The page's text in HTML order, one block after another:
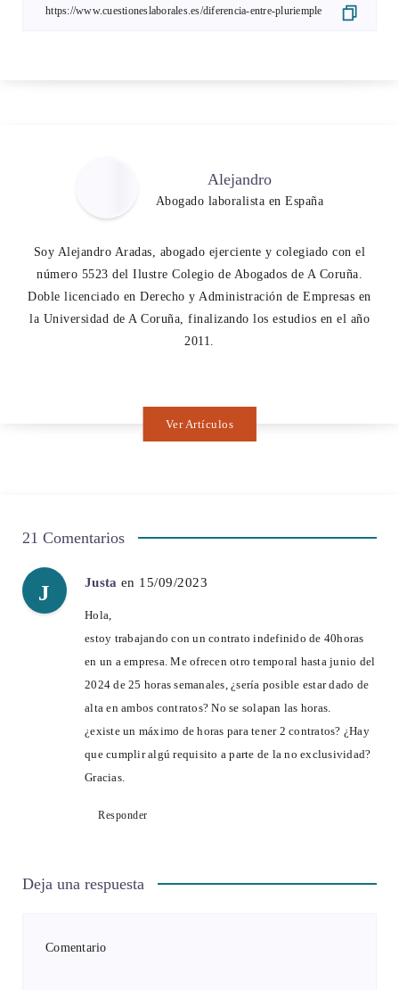
Alejandro
Abogado laboralista en España
Soy Alejandro Aradas, abogado ejerciente y colegiado con el
número 5523 del Ilustre Colegio de Abogados de A Coruña.
Doble licenciado en Derecho y Administración de Empresas en
la Universidad de A Coruña, finalizando los estudios en el año
2011.
Ver Artículos
21 Comentarios
J Justa en 15/09/2023
Hola,
estoy trabajando con un contrato indefinido de 40horas
en un a empresa. Me ofrecen otro temporal hasta junio del
2024 de 25 horas semanales, ¿sería posible estar dado de
alta en ambos contratos? No se solapan las horas.
¿existe un máximo de horas para tener 2 contratos? ¿Hay
que cumplir algú requisito a parte de la no exclusividad?
Gracias.
Responder
Deja una respuesta